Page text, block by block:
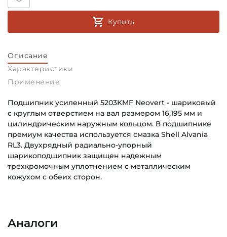
Купить
Описание
Характеристики
Применение
Подшипник усиленный 5203KMF Neovert - шариковый
с круглым отверстием на вал размером 16,195 мм и
цилиндрическим наружным кольцом. В подшипнике
премиум качества используется смазка Shell Alvania
RL3. Двухрядный радиально-упорный
шарикоподшипник защищен надежным
трехкромочным уплотнением с металлическим
кожухом с обеих сторон.
Наружный диаметр (D):
Категория:
Аналоги